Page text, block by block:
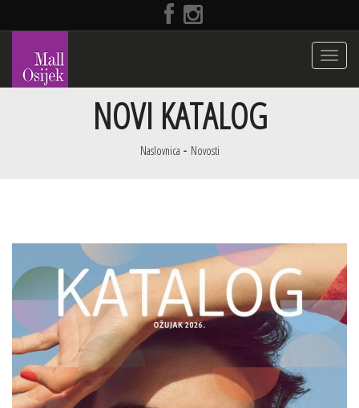
Toggle
NOVI KATALOG
Naslovnica Novosti